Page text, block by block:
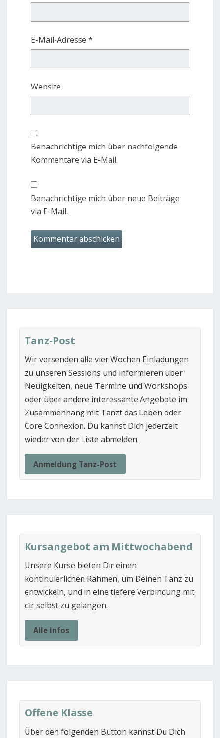
E-Mail-Adresse *
Website
Benachrichtige mich über nachfolgende
Kommentare via E-Mail.
Benachrichtige mich über neue Beiträge
via E-Mail.
Tanz-Post
Wir versenden alle vier Wochen Einladungen
zu unseren Sessions und informieren über
Neuigkeiten, neue Termine und Workshops
oder über andere interessante Angebote im
Zusammenhang mit Tanzt das Leben oder
Core Connexion. Du kannst Dich jederzeit
wieder von der Liste abmelden.
Anmeldung Tanz-Post
Kursangebot am Mittwochabend
Unsere Kurse bieten Dir einen
kontinuierlichen Rahmen, um Deinen Tanz zu
entwickeln, und in eine tiefere Verbindung mit
dir selbst zu gelangen.
Alle Infos
Offene Klasse
Über den folgenden Button kannst Du Dich